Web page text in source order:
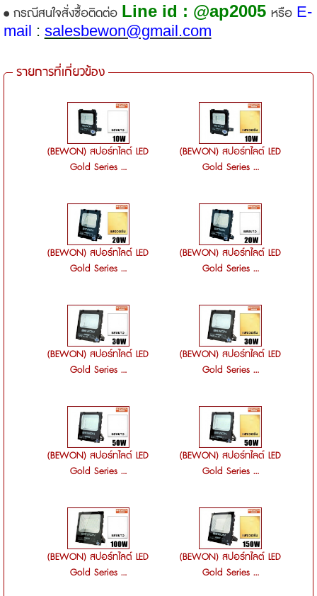
• กรณีสนใจสั่งซื้อติดต่อ Line id : @ap2005 หรือ E-
mail : salesbewon@gmail.com
รายการที่เกี่ยวข้อง
(BEWON) สปอร์ทไลต์ LED
Gold Series ...
(BEWON) สปอร์ทไลต์ LED
Gold Series ...
(BEWON) สปอร์ทไลต์ LED
Gold Series ...
(BEWON) สปอร์ทไลต์ LED
Gold Series ...
(BEWON) สปอร์ทไลต์ LED
Gold Series ...
(BEWON) สปอร์ทไลต์ LED
Gold Series ...
(BEWON) สปอร์ทไลต์ LED
Gold Series ...
(BEWON) สปอร์ทไลต์ LED
Gold Series ...
(BEWON) สปอร์ทไลต์ LED
Gold Series ...
(BEWON) สปอร์ทไลต์ LED
Gold Series ...